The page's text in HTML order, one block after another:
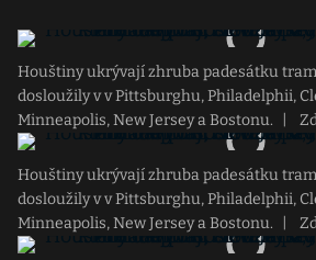
Houštiny ukrývají zhruba padesátku
dosloužily v v Pittsburghu, Philadelphii,
Minneapolis, New Jersey a Bostonu.
Houštiny ukrývají zhruba padesátku
dosloužily v v Pittsburghu, Philadelphii,
Minneapolis, New Jersey a Bostonu.